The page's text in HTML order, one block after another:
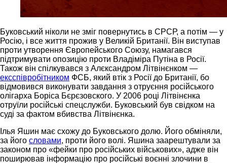
Буковський ніколи не зміг повернутись в СРСР, а потім — у
Росію, і все життя прожив у Великій Британії. Він виступав
проти утворення Європейського Союзу, намагався
підтримувати опозицію проти Владіміра Путіна в Росії.
Також він спілкувався з Алєксандром Літвінєнком —
ексспівробітником ФСБ, який втік з Росії до Британії, бо
відмовився виконувати завдання з отруєння російського
олігарха Боріса Бєрєзовского. У 2006 році Літвінєнка
отруїли російські спецслужби. Буковський був свідком на
суді за фактом вбивства Літвінєнка.
Ілья Яшин має схожу до Буковського долю. Його обміняли,
за його словами, проти його волі. Яшина заарештували за
законом про «фейки про російських військових», адже він
поширював інформацію про російські воєнні злочини в